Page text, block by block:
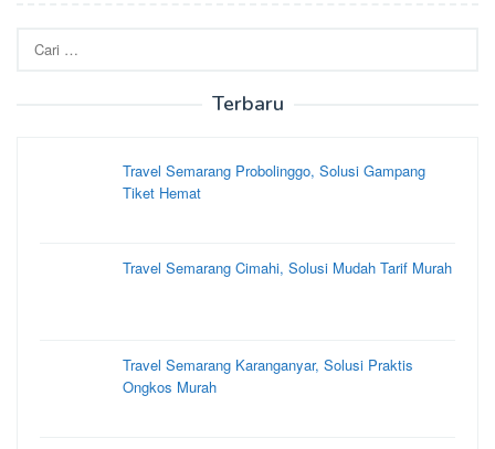
untuk:
Terbaru
Travel Semarang Probolinggo, Solusi Gampang
Tiket Hemat
Travel Semarang Cimahi, Solusi Mudah Tarif Murah
Travel Semarang Karanganyar, Solusi Praktis
Ongkos Murah